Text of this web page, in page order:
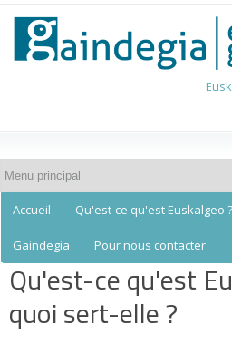
contenu
principal
Euskalgeo
Accueil Qu'est-ce qu'est Euskalgeo ?
Gaindegia Pour nous contacter
Qu'est-ce qu'est
quoi sert-elle ?